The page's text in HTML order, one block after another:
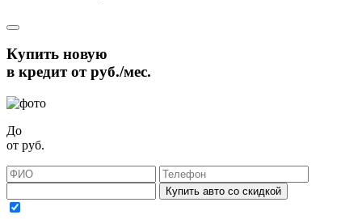
Купить новую
в кредит отруб./мес.
До
от руб.
Купить авто со скидкой